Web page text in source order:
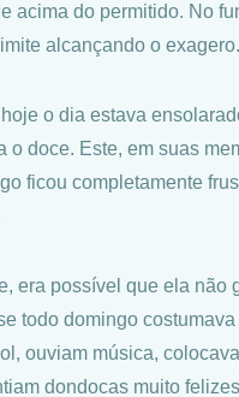
acima do permitido. No
alcançando o exagero.
o dia estava
o doce. Este, em suas
ficou completamente
era possível que ela
todo domingo
ouviam música,
dondocas muito